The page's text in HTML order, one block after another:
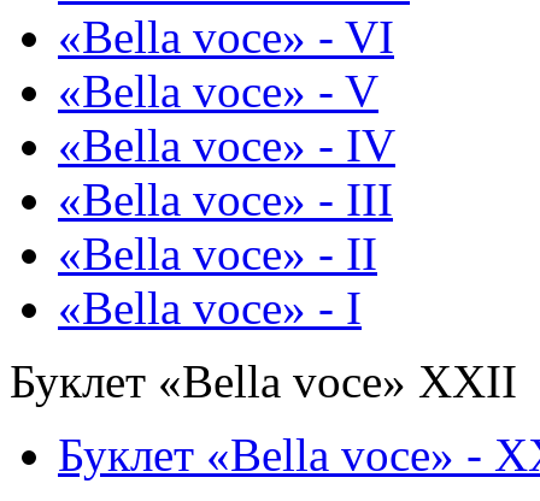
«Bella voce» - VI
«Bella voce» - V
«Bella voce» - IV
«Bella voce» - III
«Bella voce» - II
«Bella voce» - I
Буклет «Bella voce» ХХII
Буклет «Bella voce» -